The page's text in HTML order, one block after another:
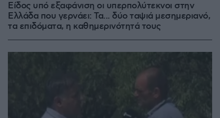
Είδος υπό εξαφάνιση οι υπερπολύτεκνοι στην
Ελλάδα που γερνάει: Τα... δύο ταψιά μεσημεριανό,
τα επιδόματα, η καθημερινότητά τους